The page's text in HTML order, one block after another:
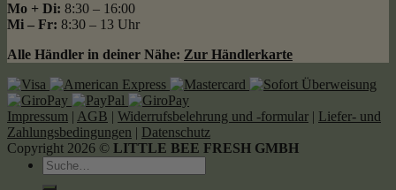
Mo + Di: 8:30 – 16:00
Mi – Fr: 8:30 – 13 Uhr
Alle Händler in deiner Nähe: Zur Händlerkarte
Impressum | AGB | Widerrufsbelehrung und -formular | Liefer- und
Zahlungsbedingungen | Datenschutz
Copyright 2026 © LITTLE BEE FRESH GMBH
Suche
nach: